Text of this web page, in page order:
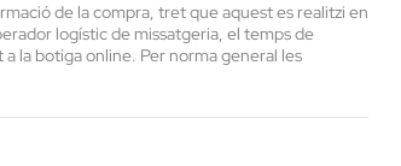
de la compra, tret que aquest es realitzi en
logístic de missatgeria, el temps de
la botiga online. Per norma general les